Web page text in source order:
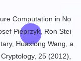
Computation in No
Pieprzyk, Ron Stei
Huaxiong Wang, a
25 (2012),